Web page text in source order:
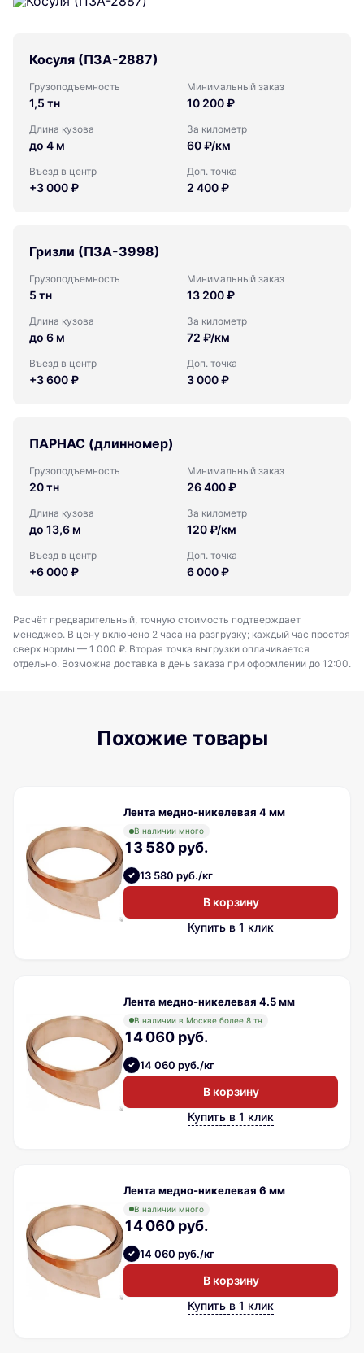
Косуля (ПЗА-2887)
Грузоподъемность
1,5 тн
Минимальный заказ
10 200 ₽
Длина кузова
до 4 м
За километр
60 ₽/км
Въезд в центр
+3 000 ₽
Доп. точка
2 400 ₽
Гризли (ПЗА-3998)
Грузоподъемность
5 тн
Минимальный заказ
13 200 ₽
Длина кузова
до 6 м
За километр
72 ₽/км
Въезд в центр
+3 600 ₽
Доп. точка
3 000 ₽
ПАРНАС (длинномер)
Грузоподъемность
20 тн
Минимальный заказ
26 400 ₽
Длина кузова
до 13,6 м
За километр
120 ₽/км
Въезд в центр
+6 000 ₽
Доп. точка
6 000 ₽
Расчёт предварительный, точную стоимость подтверждает
менеджер. В цену включено 2 часа на разгрузку; каждый час простоя
сверх нормы — 1 000 ₽. Вторая точка выгрузки оплачивается
отдельно. Возможна доставка в день заказа при оформлении до 12:00.
Похожие товары
Лента медно-никелевая 4 мм
В наличии много
13 580 руб.
13 580 руб./кг
В корзину
Купить в 1 клик
Лента медно-никелевая 4.5 мм
В наличии в Москве более 8 тн
14 060 руб.
14 060 руб./кг
В корзину
Купить в 1 клик
Лента медно-никелевая 6 мм
В наличии много
14 060 руб.
14 060 руб./кг
В корзину
Купить в 1 клик